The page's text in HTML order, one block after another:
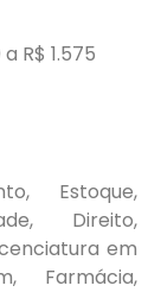
R$ 1.575
Estoque,
Direito,
em
Farmácia,